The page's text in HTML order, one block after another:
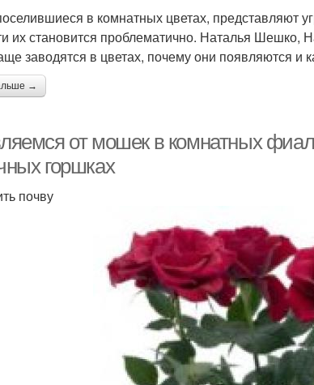
в комнатных цветах, представляют
их становится проблематично. Наталья Шешко,
заводятся в цветах, почему они появляются и
→
от мошек в комнатных
горшках
почву